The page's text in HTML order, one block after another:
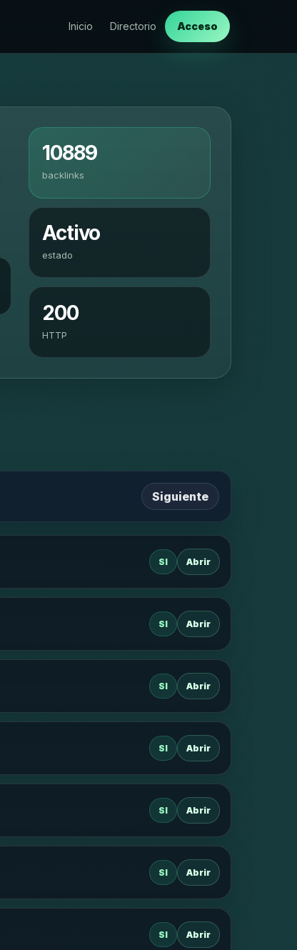
Inicio Directorio Acceso
10889
backlinks
Activo
estado
200
HTTP
Siguiente
SI Abrir
SI Abrir
SI Abrir
SI Abrir
SI Abrir
SI Abrir
SI Abrir